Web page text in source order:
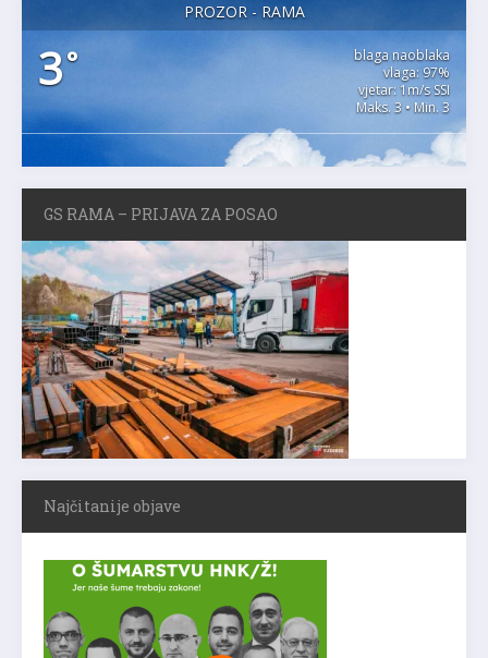
PROZOR - RAMA
3°
blaga naoblaka
vlaga: 97%
vjetar: 1m/s SSI
Maks. 3 • Min. 3
GS RAMA – PRIJAVA ZA POSAO
Najčitanije objave